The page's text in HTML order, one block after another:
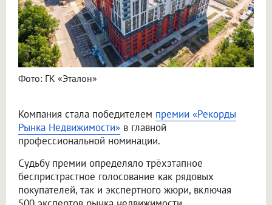
Фото: ГК «Эталон»
Компания стала победителем премии «Рекорды
Рынка Недвижимости» в главной
профессиональной номинации.
Судьбу премии определяло трёхэтапное
беспристрастное голосование как рядовых
покупателей, так и экспертного жюри, включая